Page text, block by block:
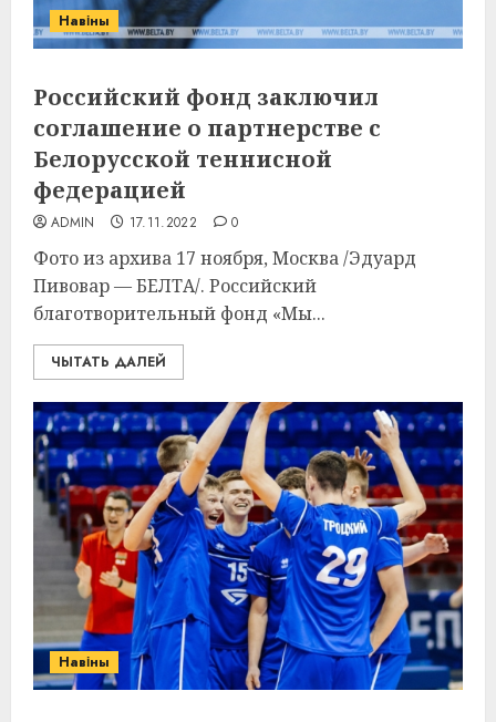
Навіны
Российский фонд заключил
соглашение о партнерстве с
Белорусской теннисной
федерацией
ADMIN 17.11.2022 0
Фото из архива 17 ноября, Москва /Эдуард
Пивовар — БЕЛТА/. Российский
благотворительный фонд «Мы...
ЧЫТАТЬ ДАЛЕЙ
Навіны